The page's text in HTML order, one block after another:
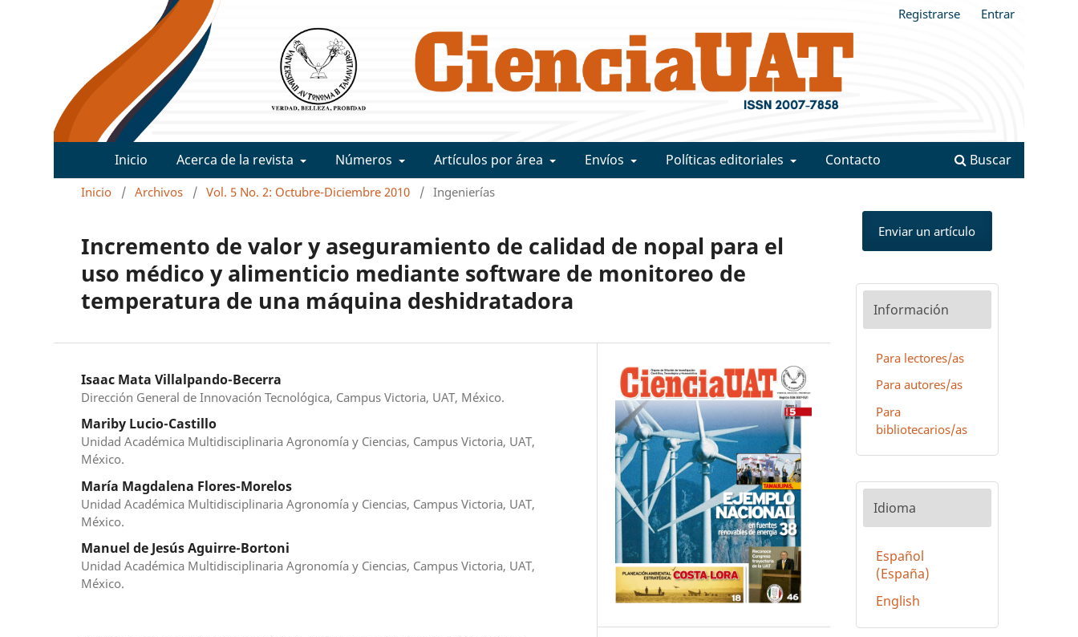
Inicio Acerca de la revista Números Artículos por área Envíos Políticas editoriales Contacto Buscar
Registrarse Entrar
Inicio / Archivos / Vol. 5 No. 2: Octubre-Diciembre 2010 / Ingenierías
Incremento de valor y aseguramiento de calidad de nopal para el
uso médico y alimenticio mediante software de monitoreo de
temperatura de una máquina deshidratadora
Isaac Mata Villalpando-Becerra
Dirección General de Innovación Tecnológica, Campus Victoria, UAT, México.
Mariby Lucio-Castillo
Unidad Académica Multidisciplinaria Agronomía y Ciencias, Campus Victoria, UAT,
México.
María Magdalena Flores-Morelos
Unidad Académica Multidisciplinaria Agronomía y Ciencias, Campus Victoria, UAT,
México.
Manuel de Jesús Aguirre-Bortoni
Unidad Académica Multidisciplinaria Agronomía y Ciencias, Campus Victoria, UAT,
México.
Enviar un artículo
Información
Para lectores/as
Para autores/as
Para
bibliotecarios/as
Idioma
Español
(España)
English